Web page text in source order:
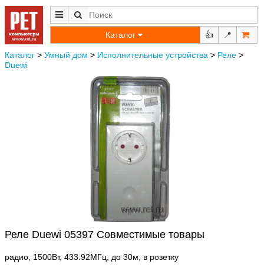
Каталог 👍 📍
Каталог > Умный дом > Исполнительные устройства > Реле >
Duewi
Реле Duewi 05397 Совместимые товары
радио, 1500Вт, 433.92МГц, до 30м, в розетку